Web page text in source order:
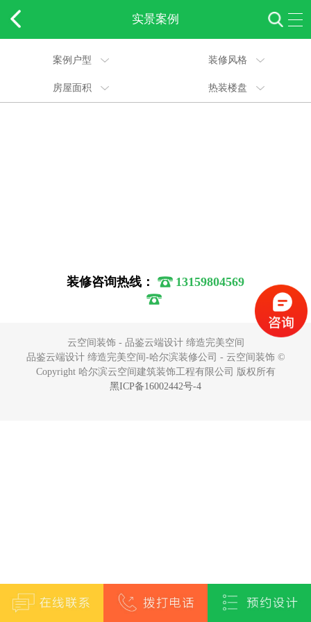
实景案例
案例户型 装修风格
房屋面积 热装楼盘
装修咨询热线： 13159804569
云空间装饰 - 品鉴云端设计 缔造完美空间
品鉴云端设计 缔造完美空间-哈尔滨装修公司 - 云空间装饰 ©
Copyright 哈尔滨云空间建筑装饰工程有限公司 版权所有
黑ICP备16002442号-4